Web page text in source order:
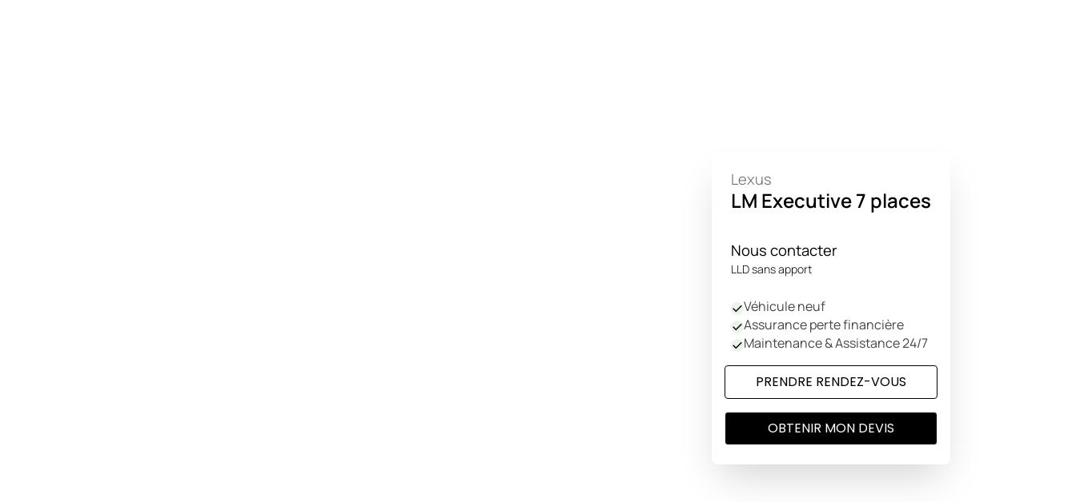
Lexus
LM Executive 7 places
Nous contacter
LLD sans apport
Véhicule neuf
Assurance perte financière
Maintenance & Assistance 24/7
PRENDRE RENDEZ-VOUS
OBTENIR MON DEVIS